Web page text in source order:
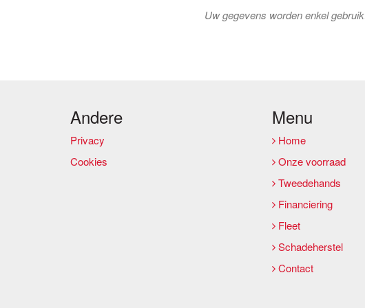
Uw gegevens worden enkel
Andere
Privacy
Cookies
Menu
Home
Onze voorraad
Tweedehands
Financiering
Fleet
Schadeherstel
Contact